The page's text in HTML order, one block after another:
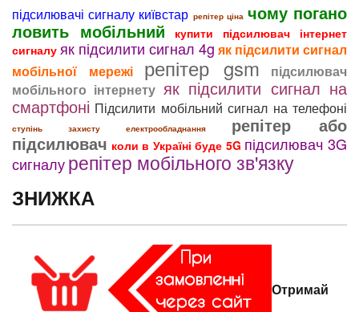
підсилювачі сигналу київстар репітер ціна чому погано
ловить мобільний
купити підсилювач інтернет
сигналу як підсилити сигнал 4g як підсилити сигнал
мобільної мережі
репітер gsm
підсилювач
мобільного інтернету як підсилити сигнал на
смартфоні Підсилити мобільний сигнал на телефоні
ступінь захисту електрообладнання репітер або
підсилювач коли в Україні буде 5G підсилювач 3G
сигналурепітер мобільного зв'язку
ЗНИЖКА
Отримай